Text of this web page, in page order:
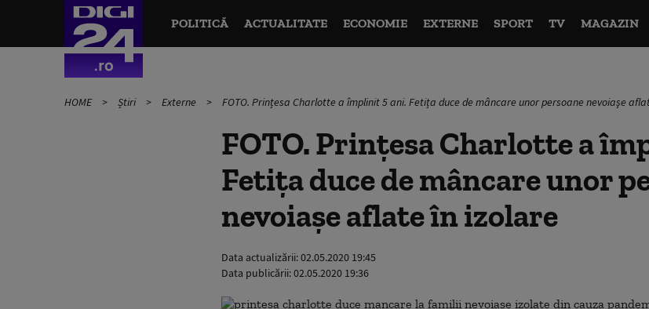
POLITICĂ ACTUALITATE ECONOMIE EXTERNE SPORT TV MAGAZIN
HOME Știri Externe FOTO. Prințesa Charlotte a împlinit 5 ani. Fetița duce de mâncare unor persoane nevoiaşe
FOTO. Prințesa Charlotte a
Fetița duce de mâncare unor
nevoiaşe aflate în izolare
Data actualizării:02.05.2020 19:45
Data publicării:02.05.2020 19:36